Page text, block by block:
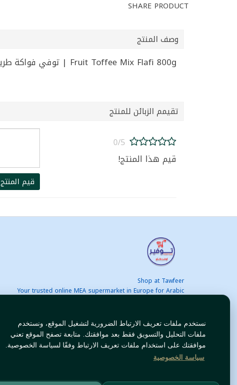
نستخدم ملفات تعريف الارتباط الضرورية لتشغيل الموقع، ونستخدم
ملفات التحليل والتسويق فقط بعد موافقتك. متابعة تصفح الموقع تعني
موافقتك على استخدام ملفات تعريف الارتباط وفقًا لسياسة الخصوصية.
سياسة الخصوصية
SHARE PRODUCT
وصف المنتج
Fruit Toffee Mix Flafi 800g | توفي فواكة طرية توفيكس 800غ
تقيمم الزبائن للمنتج
0/5
قيم هذا المنتج!
قيم المنتج
Shop at Tawfeer
Your trusted online MEA supermarket in Europe for Arabic